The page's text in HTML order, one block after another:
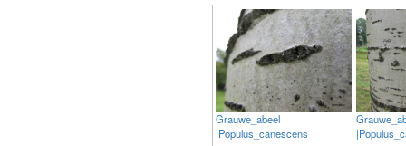
Grauwe_abeel
|Populus_canescens